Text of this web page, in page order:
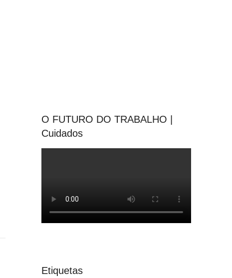
O FUTURO DO TRABALHO |
Cuidados
Etiquetas